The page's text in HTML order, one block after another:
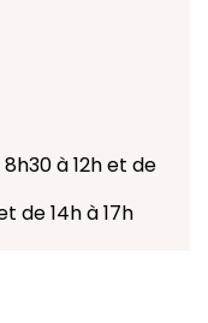
à 12h et de
de 14h à 17h